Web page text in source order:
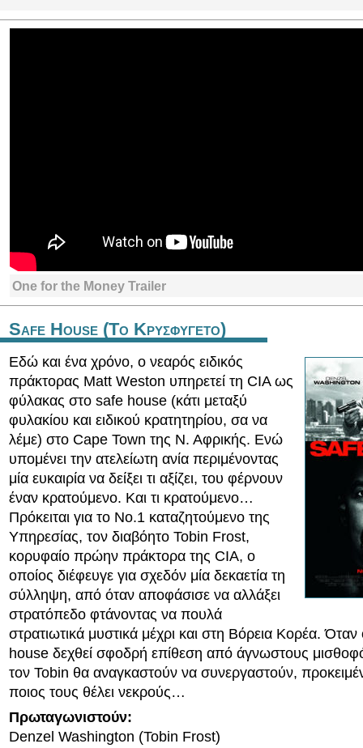
One for the Money Trailer
Safe House (Το Κρυσφυγετο)
Εδώ και ένα χρόνο, ο νεαρός ειδικός
πράκτορας Matt Weston υπηρετεί τη CIA ως
φύλακας στο safe house (κάτι μεταξύ
φυλακίου και ειδικού κρατητηρίου, σα να
λέμε) στο Cape Town της Ν. Αφρικής. Ενώ
υπομένει την ατελείωτη ανία περιμένοντας
μία ευκαιρία να δείξει τι αξίζει, του φέρνουν
έναν κρατούμενο. Και τι κρατούμενο…
Πρόκειται για το Νο.1 καταζητούμενο της
Υπηρεσίας, τον διαβόητο Tobin Frost,
κορυφαίο πρώην πράκτορα της CIA, ο
οποίος διέφευγε για σχεδόν μία δεκαετία τη
σύλληψη, από όταν αποφάσισε να αλλάξει
στρατόπεδο φτάνοντας να πουλά
στρατιωτικά μυστικά μέχρι και στη Βόρεια Κορέα.
house δεχθεί σφοδρή επίθεση από άγνωστους
τον Tobin θα αναγκαστούν να συνεργαστούν,
ποιος τους θέλει νεκρούς…
Πρωταγωνιστούν:
Denzel Washington (Tobin Frost)